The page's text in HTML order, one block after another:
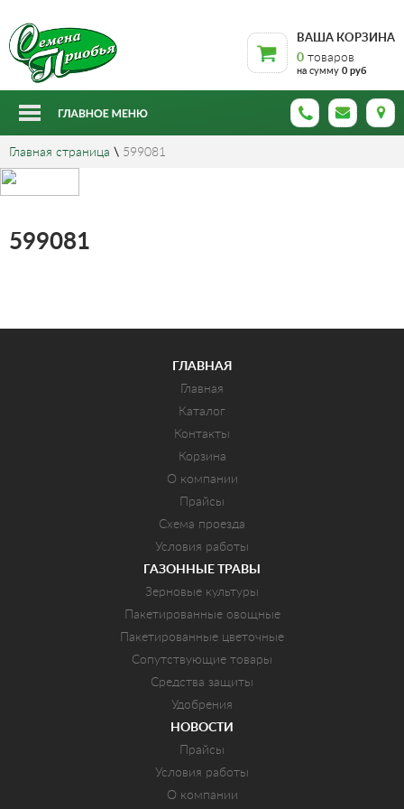
ВАША КОРЗИНА
0 товаров
на сумму 0 руб
Главная страница \ 599081
599081
ГЛАВНАЯ
Главная
Каталог
Контакты
Корзина
О компании
Прайсы
Схема проезда
Условия работы
ГАЗОННЫЕ ТРАВЫ
Зерновые культуры
Пакетированные овощные
Пакетированные цветочные
Сопутствующие товары
Средства защиты
Удобрения
НОВОСТИ
Прайсы
Условия работы
О компании